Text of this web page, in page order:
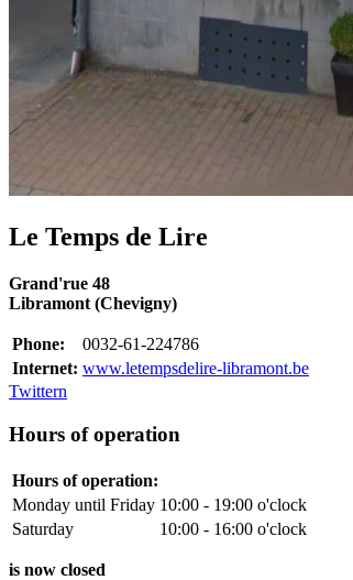
Le Temps de Lire
Grand'rue 48
Libramont (Chevigny)
Phone:
0032-61-224786
Internet: www.letempsdelire-libramont.be
Twittern
Hours of operation
Hours of operation:
Monday until Friday 10:00 - 19:00 o'clock
Saturday
10:00 - 16:00 o'clock
is now closed